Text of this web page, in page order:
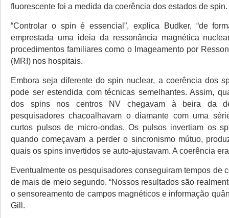
fluorescente foi a medida da coerência dos estados de spin.
“Controlar o spin é essencial”, explica Budker, “de
emprestada uma ideia da ressonância magnética
procedimentos familiares como o Imageamento por
(MRI) nos hospitais.
Embora seja diferente do spin nuclear, a coerência dos
pode ser estendida com técnicas semelhantes. Assim,
dos spins nos centros NV chegavam à beira da
pesquisadores chacoalhavam o diamante com uma
curtos pulsos de micro-ondas. Os pulsos invertiam os
quando começavam a perder o sincronismo mútuo,
quais os spins invertidos se auto-ajustavam. A coerência
Eventualmente os pesquisadores conseguiram tempos de
de mais de meio segundo. “Nossos resultados são
o sensoreamento de campos magnéticos e informação
Gill.